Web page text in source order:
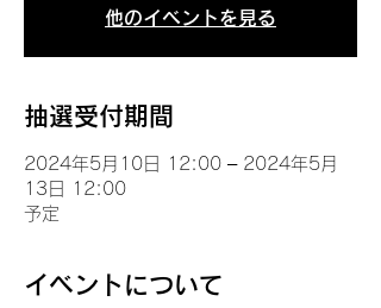
他のイベントを見る
抽選受付期間
2024年5月10日 12:00 – 2024年5月
13日 12:00
予定
イベントについて